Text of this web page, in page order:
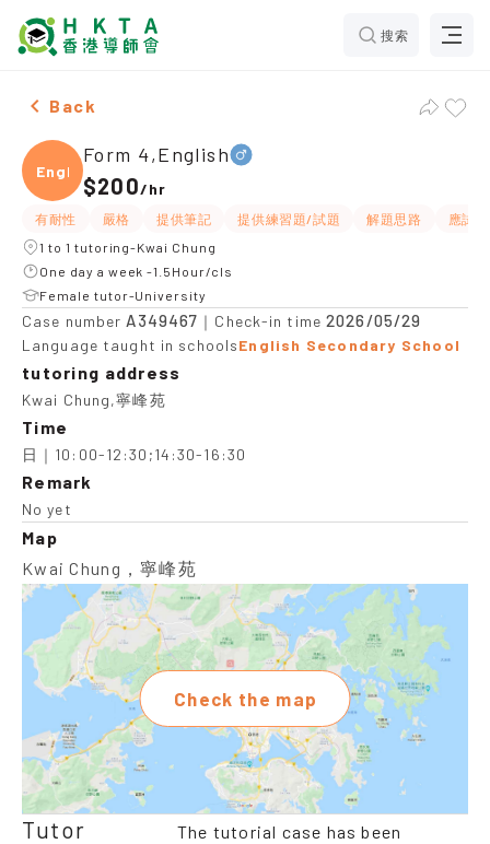
搜索
Male Form 4,English，Kwai Chung Tuition
Back
Engli
Form 4,English
$200/hr
有耐性 嚴格 提供筆記 提供練習題/試題 解題思路
應試
1 to 1 tutoring-Kwai Chung
One day a week -1.5Hour/cls
Female tutor-University
Case number A349467 ｜Check-in time2026/05/29
Language taught in schoolsEnglish Secondary School
tutoring address
Kwai Chung,寧峰苑
Time
日｜10:00-12:30;14:30-16:30
Remark
No yet
Map
Kwai Chung，寧峰苑
Check the map
Tutor
The tutorial case has been